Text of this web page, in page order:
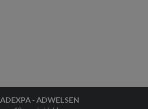
ADEXPA - ADWELSEN